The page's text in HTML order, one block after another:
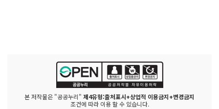
본 저작물은 "공공누리" 제4유형:출처표시+상업적 이용금지+변경금지
조건에 따라 이용 할 수 있습니다.